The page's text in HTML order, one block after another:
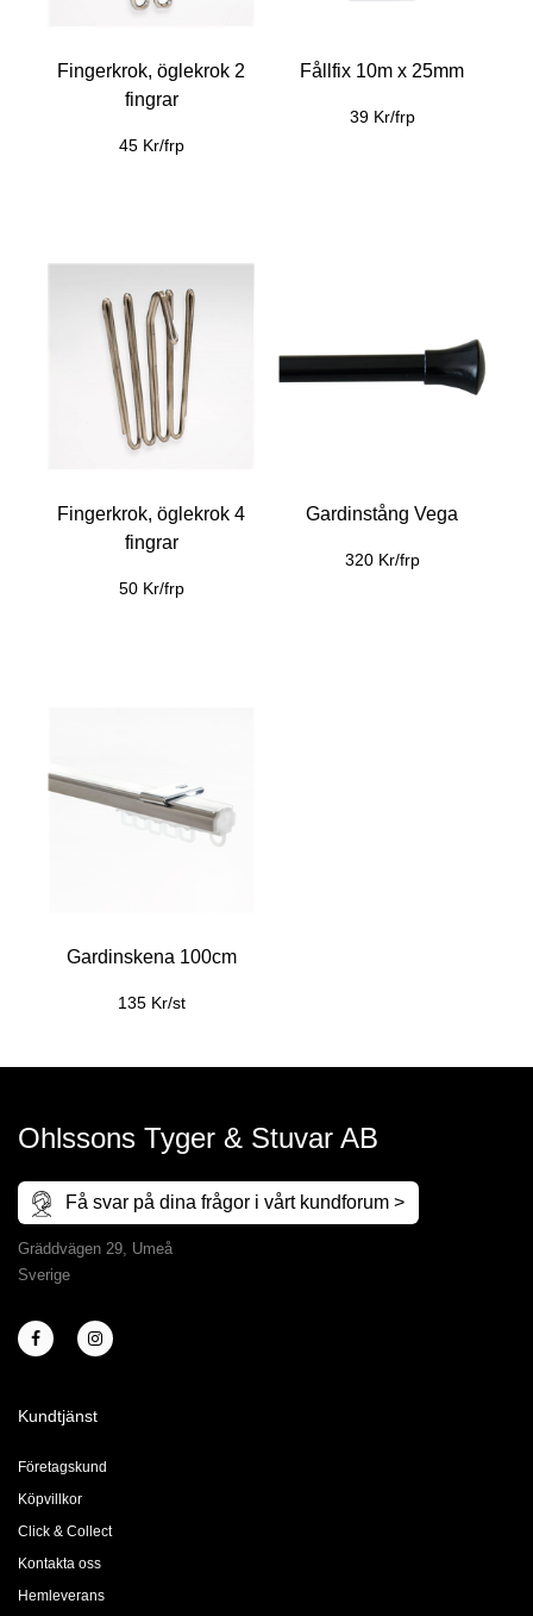
Fingerkrok, öglekrok 2
fingrar
45 Kr/frp
Fållfix 10m x 25mm
39 Kr/frp
Fingerkrok, öglekrok 4
fingrar
50 Kr/frp
Gardinstång Vega
320 Kr/frp
Gardinskena 100cm
135 Kr/st
Ohlssons Tyger & Stuvar AB
Få svar på dina frågor i vårt kundforum >
Gräddvägen 29, Umeå
Sverige
Kundtjänst
Företagskund
Köpvillkor
Click & Collect
Kontakta oss
Hemleverans